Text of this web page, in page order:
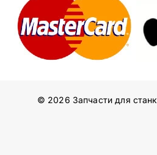
© 2026 Запчасти для